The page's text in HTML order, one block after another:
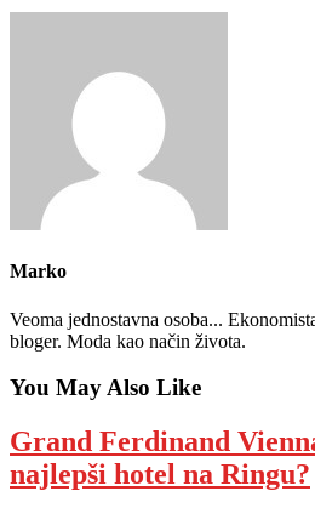
Marko
Veoma jednostavna osoba...
bloger. Moda kao način života.
You May Also Like
Grand Ferdinand
najlepši hotel na Ringu?